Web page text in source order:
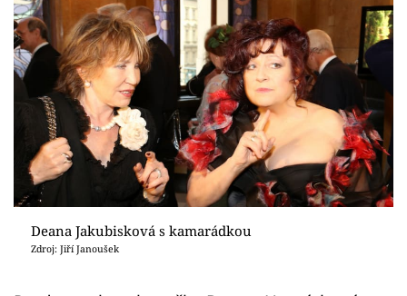
Youtubeři
Virály
Sex a vztahy
Videa
Sledujte prima+
Přihlášení
Deana Jakubisková s kamarádkou
Zdroj: Jiří Janoušek